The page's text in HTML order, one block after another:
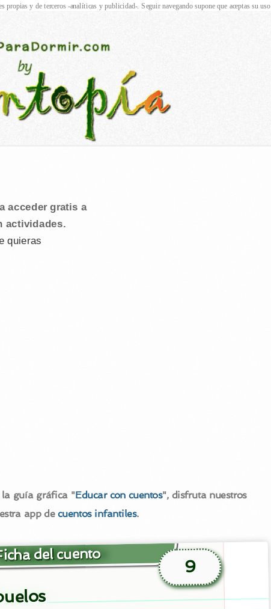
acceder gratis a
actividades.
quieras
la guía gráfica "Educar con cuentos", disfruta nuestros
app decuentos infantiles.
del cuento
9
propias y de terceros -analíticas y publicidad-. Seguir navegando supone que aceptas su uso